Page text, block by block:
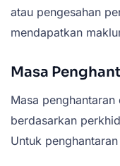
atau pengesahan
mendapatkan
Masa
Masa
berdasarkan
Untuk